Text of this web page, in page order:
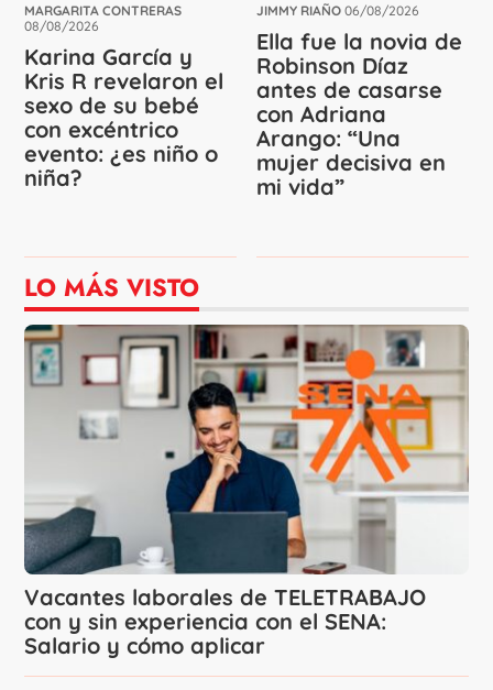
MARGARITA CONTRERAS
08/08/2026
Karina García y
Kris R revelaron el
sexo de su bebé
con excéntrico
evento: ¿es niño o
niña?
JIMMY RIAÑO 06/08/2026
Ella fue la novia de
Robinson Díaz
antes de casarse
con Adriana
Arango: “Una
mujer decisiva en
mi vida”
LO MÁS VISTO
Vacantes laborales de TELETRABAJO
con y sin experiencia con el SENA:
Salario y cómo aplicar